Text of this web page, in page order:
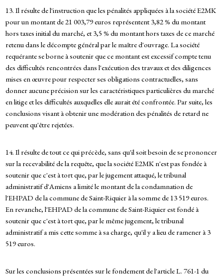
13. Il résulte de l'instruction que les pénalités appliquées à la société E2MK
pour un montant de 21 003,79 euros représentent 3,82 % du montant
hors taxes initial du marché, et 3,5 % du montant hors taxes de ce marché
retenu dans le décompte général par le maître d'ouvrage. La société
requérante se borne à soutenir que ce montant est excessif compte tenu
des difficultés rencontrées dans l'exécution des travaux et des diligences
mises en œuvre pour respecter ses obligations contractuelles, sans
donner aucune précision sur les caractéristiques particulières du marché
en litige et les difficultés auxquelles elle aurait été confrontée. Par suite, les
conclusions visant à obtenir une modération des pénalités de retard ne
peuvent qu'être rejetées.
14. Il résulte de tout ce qui précède, sans qu'il soit besoin de se prononcer
sur la recevabilité de la requête, que la société E2MK n'est pas fondée à
soutenir que c'est à tort que, par le jugement attaqué, le tribunal
administratif d'Amiens a limité le montant de la condamnation de
l'EHPAD de la commune de Saint-Riquier à la somme de 13 519 euros.
En revanche, l'EHPAD de la commune de Saint-Riquier est fondé à
soutenir que c'est à tort que, par le même jugement, le tribunal
administratif a mis cette somme à sa charge, qu'il y a lieu de ramener à 3
519 euros.
Sur les conclusions présentées sur le fondement de l'article L. 761-1 du